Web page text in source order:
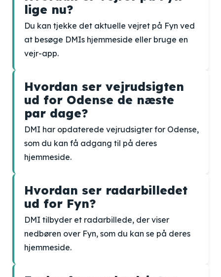
lige nu?
Du kan tjekke det aktuelle vejret på Fyn ved
at besøge DMIs hjemmeside eller bruge en
vejr-app.
Hvordan ser vejrudsigten
ud for Odense de næste
par dage?
DMI har opdaterede vejrudsigter for Odense,
som du kan få adgang til på deres
hjemmeside.
Hvordan ser radarbilledet
ud for Fyn?
DMI tilbyder et radarbillede, der viser
nedbøren over Fyn, som du kan se på deres
hjemmeside.